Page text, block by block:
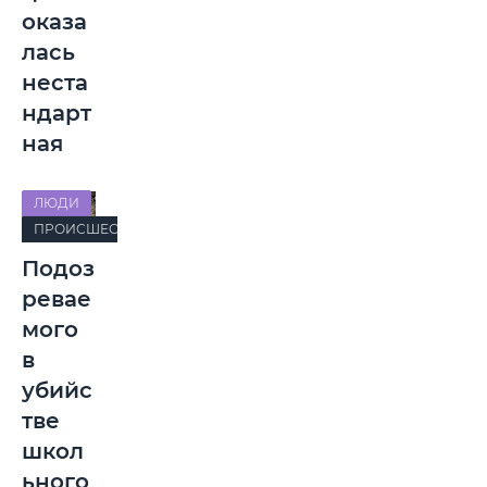
оказа
лась
неста
ндарт
ная
ЛЮДИ
ПРОИСШЕСТВИЯ
Подоз
ревае
мого
в
убийс
тве
школ